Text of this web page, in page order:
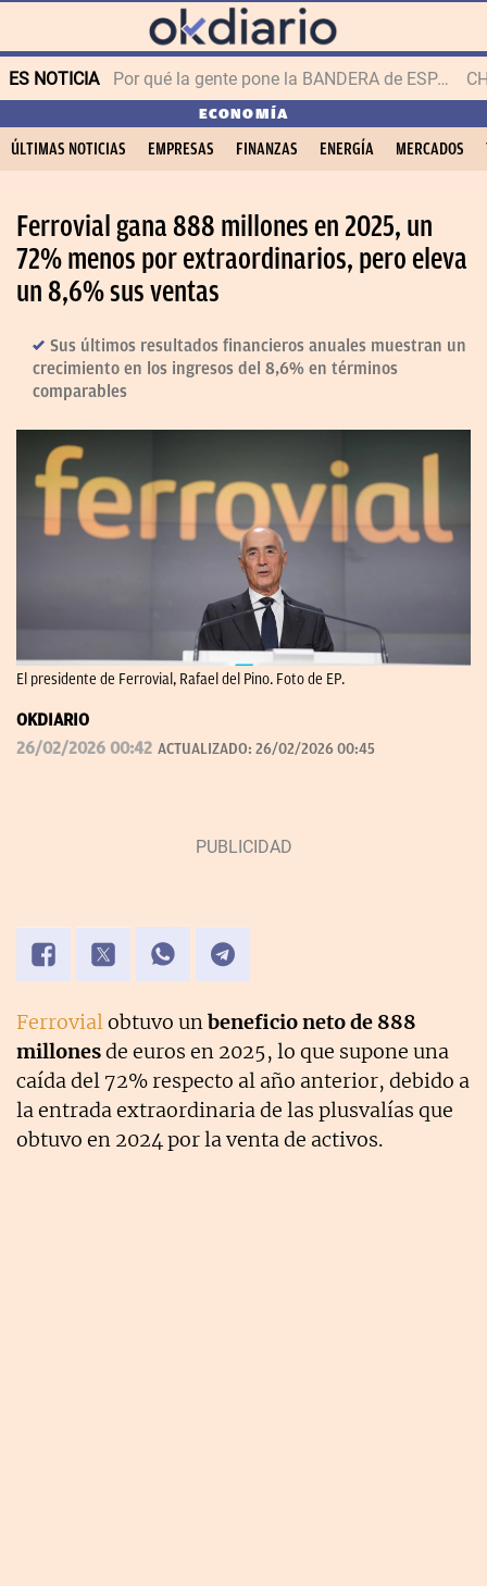
ES NOTICIA Por qué la gente pone la BANDERA de ESPAÑA en el balcón
ECONOMÍA
ÚLTIMAS NOTICIAS EMPRESAS FINANZAS ENERGÍA MERCADOS
Ferrovial gana 888 millones en 2025, un
72% menos por extraordinarios, pero eleva
un 8,6% sus ventas
Sus últimos resultados financieros anuales muestran un
crecimiento en los ingresos del 8,6% en términos
comparables
El presidente de Ferrovial, Rafael del Pino. Foto de EP.
OKDIARIO
26/02/2026 00:42 ACTUALIZADO: 26/02/2026 00:45
Ferrovialobtuvo unbeneficio neto de 888
millonesde euros en 2025, lo que supone una
caída del 72% respecto al año anterior, debido a
la entrada extraordinaria de las plusvalías que
obtuvo en 2024 por la venta de activos.